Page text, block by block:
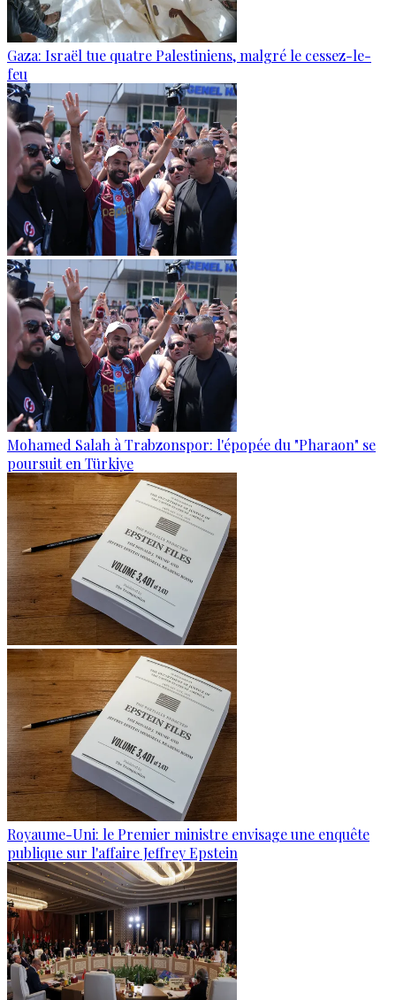
Gaza: Israël tue quatre Palestiniens, malgré le cessez-le-
feu
Mohamed Salah à Trabzonspor: l'épopée du "Pharaon" se
poursuit en Türkiye
Royaume-Uni: le Premier ministre envisage une enquête
publique sur l'affaire Jeffrey Epstein